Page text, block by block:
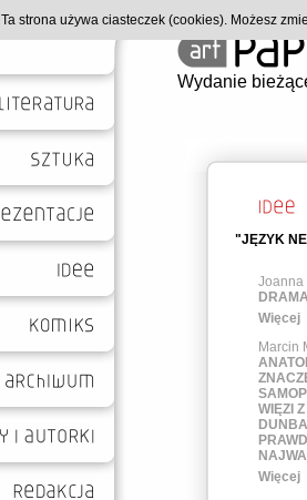
Wydanie
"JĘZYK
Joanna
Więcej
Marcin
WIĘZI
Więcej
Ta strona używa ciasteczek (cookies). Możesz